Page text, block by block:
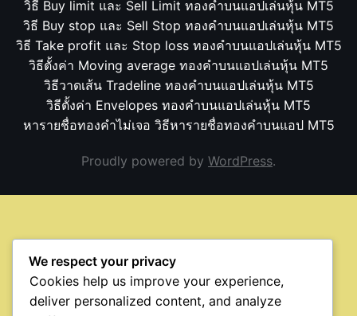
วิธี Buy limit และ Sell Limit ทองคำบนแอปเล่นหุ้น MT5
วิธี Buy stop และ Sell Stop ทองคำบนแอปเล่นหุ้น MT5
วิธี Take profit และ Stop loss ทองคำบนแอปเล่นหุ้น MT5
วิธีตั้งค่า Moving average ทองคำบนแอปเล่นหุ้น MT5
วิธีวาดเส้น Tradeline ทองคำบนแอปเล่นหุ้น MT5
วิธีตั้งค่า Envelopes ทองคำบนแอปเล่นหุ้น MT5
หารายชื่อทองคำไม่เจอ วิธีหารายชื่อทองคำบนแอป MT5
Proudly powered by WordPress.
We respect your privacy
Cookies help us improve your experience,
deliver personalized content, and analyze